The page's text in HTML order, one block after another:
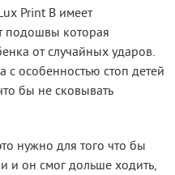
Print B имеет
подошвы которая
от случайных ударов.
с особенностью стоп детей
бы не сковывать
нужно для того что бы
и он смог дольше ходить,